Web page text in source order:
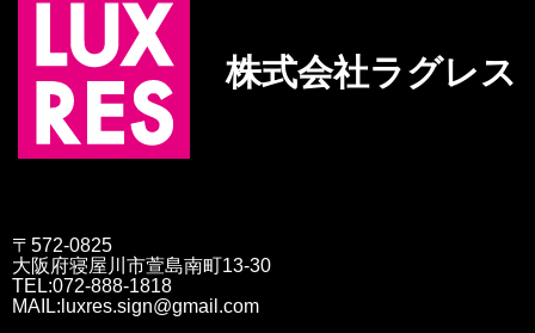
株式会社ラグレス
〒572-0825
大阪府寝屋川市萱島南町13-30
TEL:072-888-1818
MAIL:luxres.sign@gmail.com